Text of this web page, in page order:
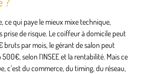
ce qui paye le mieux mixe technique,
prise de risque. Le coiffeur à domicile peut
par mois, le gérant de salon peut
500€, selon l’INSEE et la rentabilité. Mais ce
c’est du commerce, du timing, du réseau,